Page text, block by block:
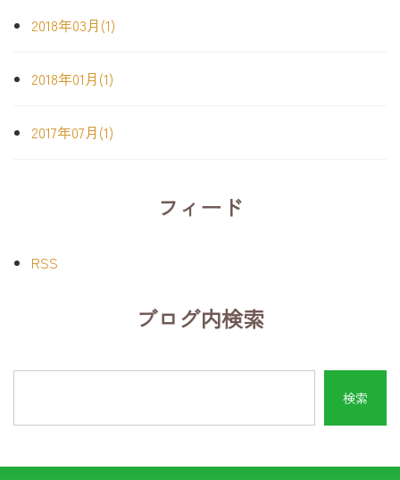
2018年03月(1)
2018年01月(1)
2017年07月(1)
フィード
RSS
ブログ内検索